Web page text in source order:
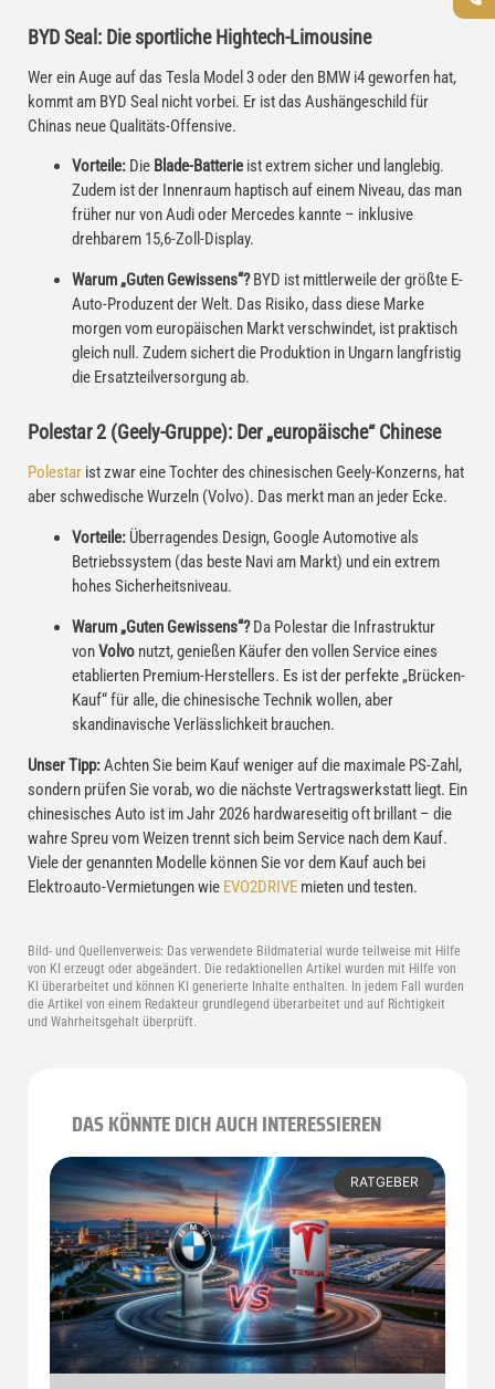
BYD Seal: Die sportliche Hightech-Limousine
Wer ein Auge auf das Tesla Model 3 oder den BMW i4 geworfen hat,
kommt am BYD Seal nicht vorbei. Er ist das Aushängeschild für
Chinas neue Qualitäts-Offensive.
Vorteile: Die Blade-Batterie ist extrem sicher und langlebig.
Zudem ist der Innenraum haptisch auf einem Niveau, das man
früher nur von Audi oder Mercedes kannte – inklusive
drehbarem 15,6-Zoll-Display.
Warum „Guten Gewissens“?BYD ist mittlerweile der größte E-
Auto-Produzent der Welt. Das Risiko, dass diese Marke
morgen vom europäischen Markt verschwindet, ist praktisch
gleich null. Zudem sichert die Produktion in Ungarn langfristig
die Ersatzteilversorgung ab.
Polestar 2 (Geely-Gruppe): Der „europäische“ Chinese
Polestar ist zwar eine Tochter des chinesischen Geely-Konzerns, hat
aber schwedische Wurzeln (Volvo). Das merkt man an jeder Ecke.
Vorteile: Überragendes Design, Google Automotive als
Betriebssystem (das beste Navi am Markt) und ein extrem
hohes Sicherheitsniveau.
Warum „Guten Gewissens“?Da Polestar die Infrastruktur
vonVolvo nutzt, genießen Käufer den vollen Service eines
etablierten Premium-Herstellers. Es ist der perfekte „Brücken-
Kauf“ für alle, die chinesische Technik wollen, aber
skandinavische Verlässlichkeit brauchen.
Unser Tipp:Achten Sie beim Kauf weniger auf die maximale PS-Zahl,
sondern prüfen Sie vorab, wo die nächste Vertragswerkstatt liegt. Ein
chinesisches Auto ist im Jahr 2026 hardwareseitig oft brillant – die
wahre Spreu vom Weizen trennt sich beim Service nach dem Kauf.
Viele der genannten Modelle können Sie vor dem Kauf auch bei
Elektroauto-Vermietungen wie EVO2DRIVE mieten und testen.
Bild- und Quellenverweis: Das verwendete Bildmaterial wurde teilweise mit Hilfe
von KI erzeugt oder abgeändert. Die redaktionellen Artikel wurden mit Hilfe von
KI überarbeitet und können KI generierte Inhalte enthalten. In jedem Fall wurden
die Artikel von einem Redakteur grundlegend überarbeitet und auf Richtigkeit
und Wahrheitsgehalt überprüft.
DAS KÖNNTE DICH AUCH INTERESSIEREN
RATGEBER